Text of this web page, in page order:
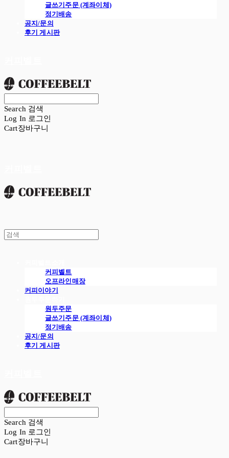
글쓰기주문 (계좌이체)
정기배송
공지/문의
후기 게시판
Search 검색
Log In 로그인
Cart장바구니
커피벨트
오프라인매장
커피이야기
원두주문
글쓰기주문 (계좌이체)
정기배송
공지/문의
후기 게시판
Search 검색
Log In 로그인
Cart장바구니